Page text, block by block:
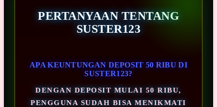
PERTANYAAN TENTANG
SUSTER123
APA KEUNTUNGAN DEPOSIT 50 RIBU DI
SUSTER123?
DENGAN DEPOSIT MULAI 50 RIBU,
PENGGUNA SUDAH BISA MENIKMATI